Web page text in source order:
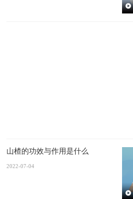
山楂的功效与作用是什么
2022-07-04